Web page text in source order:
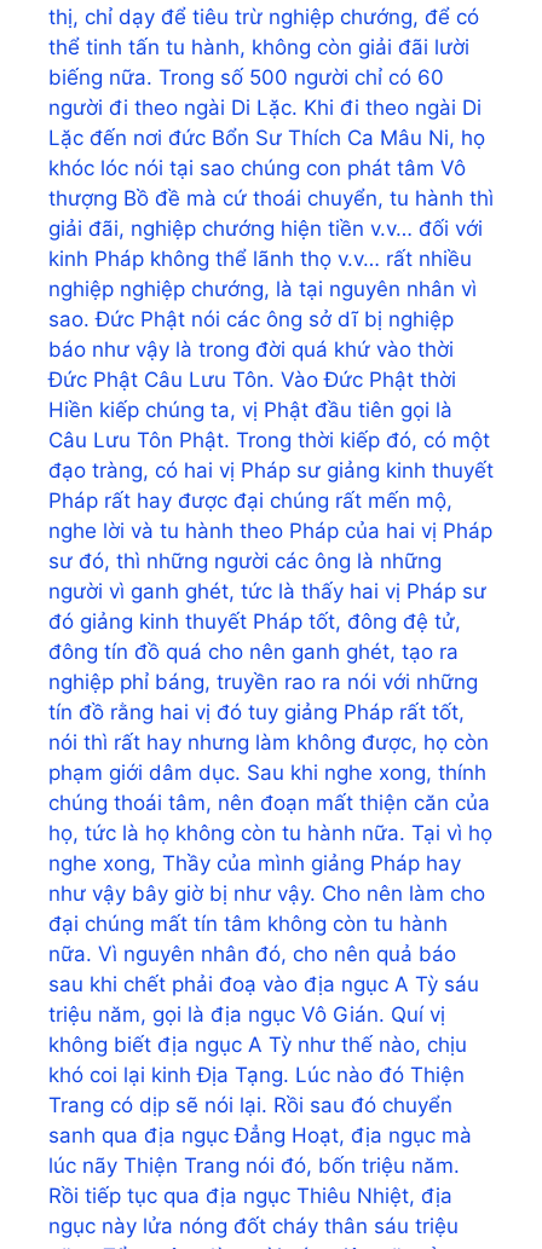
thị, chỉ dạy để tiêu trừ nghiệp chướng, để có
thể tinh tấn tu hành, không còn giải đãi lười
biếng nữa. Trong số 500 người chỉ có 60
người đi theo ngài Di Lặc. Khi đi theo ngài Di
Lặc đến nơi đức Bổn Sư Thích Ca Mâu Ni, họ
khóc lóc nói tại sao chúng con phát tâm Vô
thượng Bồ đề mà cứ thoái chuyển, tu hành thì
giải đãi, nghiệp chướng hiện tiền v.v… đối với
kinh Pháp không thể lãnh thọ v.v… rất nhiều
nghiệp nghiệp chướng, là tại nguyên nhân vì
sao. Đức Phật nói các ông sở dĩ bị nghiệp
báo như vậy là trong đời quá khứ vào thời
Đức Phật Câu Lưu Tôn. Vào Đức Phật thời
Hiền kiếp chúng ta, vị Phật đầu tiên gọi là
Câu Lưu Tôn Phật. Trong thời kiếp đó, có một
đạo tràng, có hai vị Pháp sư giảng kinh thuyết
Pháp rất hay được đại chúng rất mến mộ,
nghe lời và tu hành theo Pháp của hai vị Pháp
sư đó, thì những người các ông là những
người vì ganh ghét, tức là thấy hai vị Pháp sư
đó giảng kinh thuyết Pháp tốt, đông đệ tử,
đông tín đồ quá cho nên ganh ghét, tạo ra
nghiệp phỉ báng, truyền rao ra nói với những
tín đồ rằng hai vị đó tuy giảng Pháp rất tốt,
nói thì rất hay nhưng làm không được, họ còn
phạm giới dâm dục. Sau khi nghe xong, thính
chúng thoái tâm, nên đoạn mất thiện căn của
họ, tức là họ không còn tu hành nữa. Tại vì họ
nghe xong, Thầy của mình giảng Pháp hay
như vậy bây giờ bị như vậy. Cho nên làm cho
đại chúng mất tín tâm không còn tu hành
nữa. Vì nguyên nhân đó, cho nên quả báo
sau khi chết phải đoạ vào địa ngục A Tỳ sáu
triệu năm, gọi là địa ngục Vô Gián. Quí vị
không biết địa ngục A Tỳ như thế nào, chịu
khó coi lại kinh Địa Tạng. Lúc nào đó Thiện
Trang có dịp sẽ nói lại. Rồi sau đó chuyển
sanh qua địa ngục Đẳng Hoạt, địa ngục mà
lúc nãy Thiện Trang nói đó, bốn triệu năm.
Rồi tiếp tục qua địa ngục Thiêu Nhiệt, địa
ngục này lửa nóng đốt cháy thân sáu triệu